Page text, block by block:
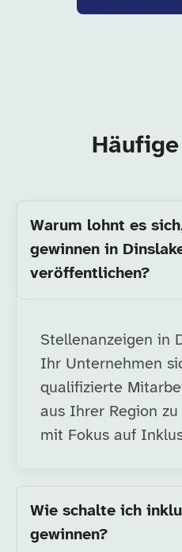
Warum lohnt es
gewinnen in
veröffentlichen?
Stellenanzeigen in
Ihr Unternehmen
qualifizierte
aus Ihrer Region
mit Fokus auf
Wie schalte ich
gewinnen?